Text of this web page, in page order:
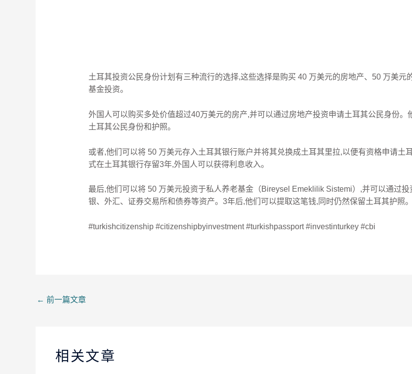
土耳其投资公民身份计划有三种流行的选择,这些选择是购买 40 万美元的房地产、50 万美元
基金投资。
外国人可以购买多处价值超过40万美元的房产,并可以通过房地产投资申请土耳其公民身份
土耳其公民身份和护照。
或者,他们可以将 50 万美元存入土耳其银行账户并将其兑换成土耳其里拉,以便有资格申请土
式在土耳其银行存留3年,外国人可以获得利息收入。
最后,他们可以将 50 万美元投资于私人养老基金（Bireysel Emeklilik Sistemi）,并可以通过
银、外汇、证券交易所和债券等资产。3年后,他们可以提取这笔钱,同时仍然保留土耳其护照。
#turkishcitizenship #citizenshipbyinvestment #turkishpassport #investinturkey #cbi
← 前一篇文章
相关文章